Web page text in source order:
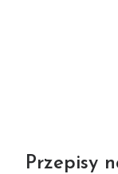
Przepisy